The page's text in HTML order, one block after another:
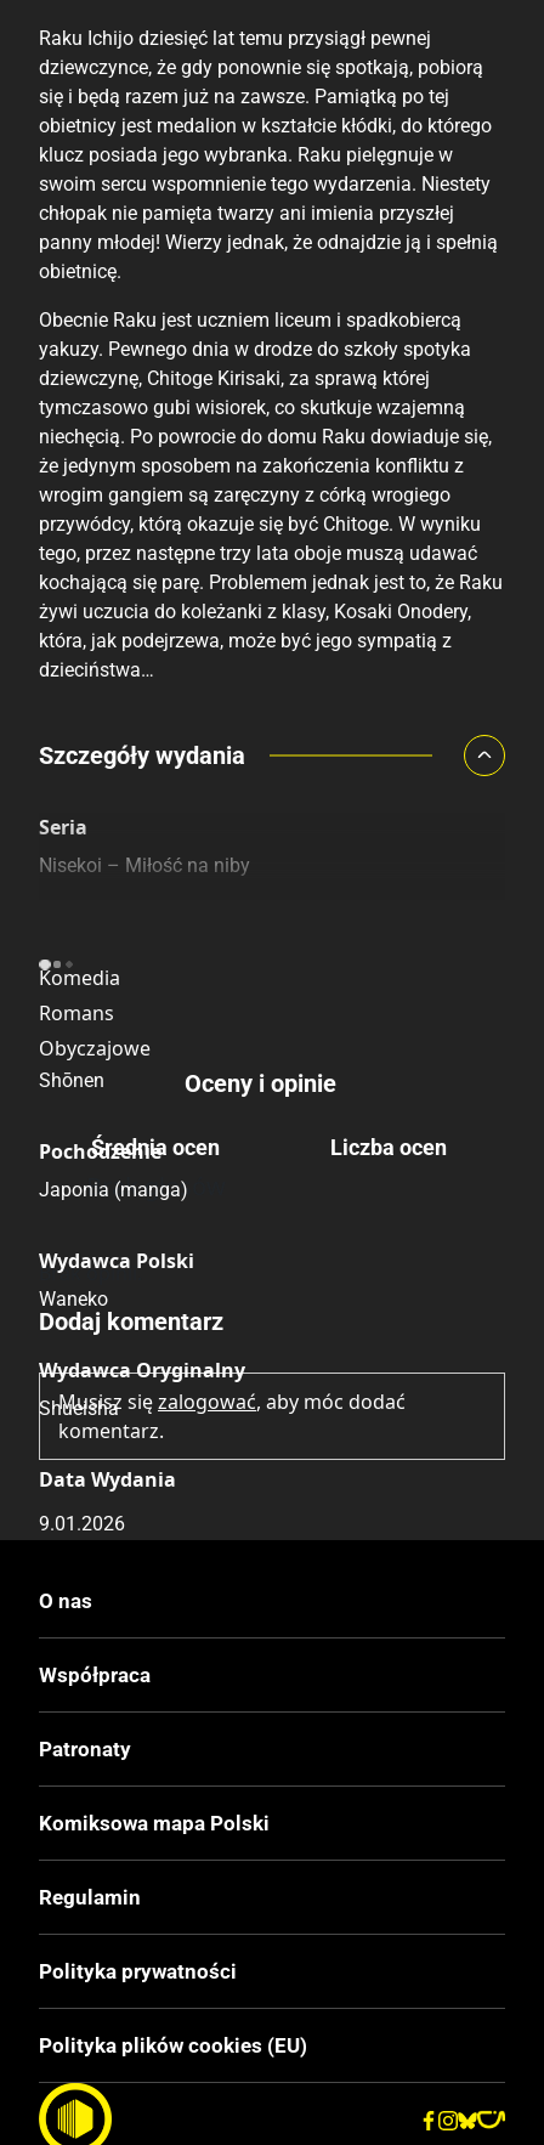
Raku Ichijo dziesięć lat temu przysiągł pewnej
dziewczynce, że gdy ponownie się spotkają, pobiorą
się i będą razem już na zawsze. Pamiątką po tej
obietnicy jest medalion w kształcie kłódki, do którego
klucz posiada jego wybranka. Raku pielęgnuje w
swoim sercu wspomnienie tego wydarzenia. Niestety
chłopak nie pamięta twarzy ani imienia przyszłej
panny młodej! Wierzy jednak, że odnajdzie ją i spełnią
obietnicę.
Obecnie Raku jest uczniem liceum i spadkobiercą
yakuzy. Pewnego dnia w drodze do szkoły spotyka
dziewczynę, Chitoge Kirisaki, za sprawą której
tymczasowo gubi wisiorek, co skutkuje wzajemną
niechęcią. Po powrocie do domu Raku dowiaduje się,
że jedynym sposobem na zakończenia konfliktu z
wrogim gangiem są zaręczyny z córką wrogiego
przywódcy, którą okazuje się być Chitoge. W wyniku
tego, przez następne trzy lata oboje muszą udawać
kochającą się parę. Problemem jednak jest to, że Raku
żywi uczucia do koleżanki z klasy, Kosaki Onodery,
która, jak podejrzewa, może być jego sympatią z
dzieciństwa…
Porównaj ceny
Szczegóły wydania
Seria
Nisekoi – Miłość na niby
Komedia
Romans
Obyczajowe
Shōnen
Pochodzenie
Japonia (manga)
Wydawca Polski
Waneko
Wydawca Oryginalny
Shueisha
Data Wydania
9.01.2026
Wydanie
I
Czerń / Biel
Oprawa
148x210 mm
Liczba Stron
Oceny i opinie
Średnia ocen
Brak głosów
Liczba ocen
Brak opinii.
Dodaj komentarz
Musisz sięzalogować, aby móc dodać
komentarz.
O nas
Współpraca
Patronaty
Komiksowa mapa Polski
Regulamin
Polityka prywatności
Polityka plików cookies (EU)